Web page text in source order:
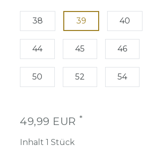
38 39 40
44 45 46
50 52 54
49,99 EUR *
Inhalt 1 Stück